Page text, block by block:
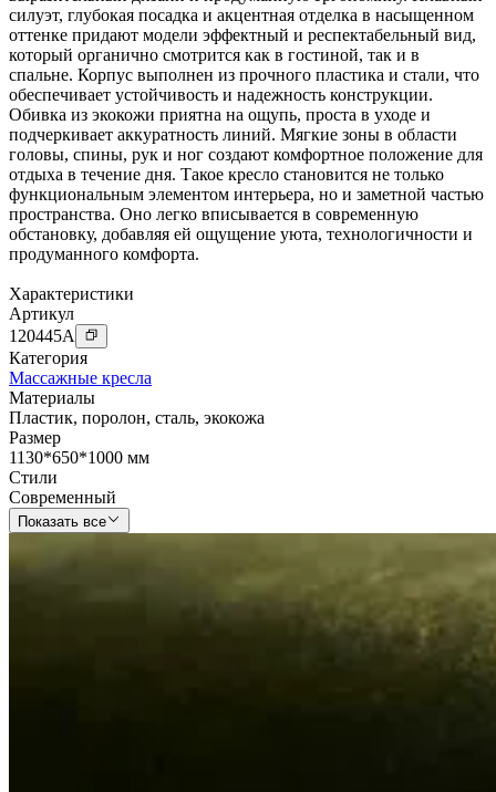
силуэт, глубокая посадка и акцентная отделка в насыщенном
оттенке придают модели эффектный и респектабельный вид,
который органично смотрится как в гостиной, так и в
спальне. Корпус выполнен из прочного пластика и стали, что
обеспечивает устойчивость и надежность конструкции.
Обивка из экокожи приятна на ощупь, проста в уходе и
подчеркивает аккуратность линий. Мягкие зоны в области
головы, спины, рук и ног создают комфортное положение для
отдыха в течение дня. Такое кресло становится не только
функциональным элементом интерьера, но и заметной частью
пространства. Оно легко вписывается в современную
обстановку, добавляя ей ощущение уюта, технологичности и
продуманного комфорта.
Характеристики
Артикул
120445A
Категория
Массажные кресла
Материалы
Пластик, поролон, сталь, экокожа
Размер
1130*650*1000 мм
Стили
Современный
Показать все